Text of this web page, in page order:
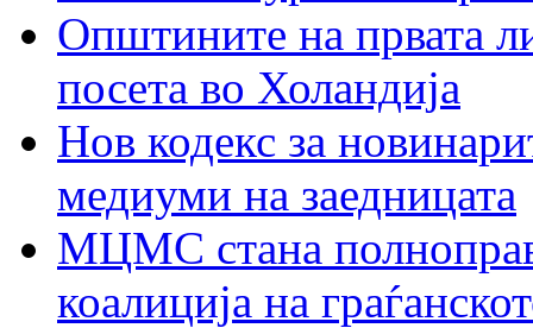
Општините на првата
посета во Холандија
Нов кодекс за
медиуми на заедницата
МЦМС стана
коалиција на